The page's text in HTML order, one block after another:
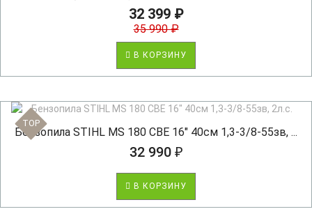
32 399 ₽
35 990 ₽
В КОРЗИНУ
TOP
Бензопила STIHL MS 180 CBE 16" 40см 1,3-3/8-55зв, ...
32 990 ₽
В КОРЗИНУ